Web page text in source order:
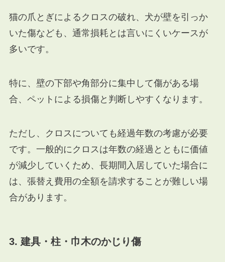
猫の爪とぎによるクロスの破れ、犬が壁を引っか
いた傷なども、通常損耗とは言いにくいケースが
多いです。
特に、壁の下部や角部分に集中して傷がある場
合、ペットによる損傷と判断しやすくなります。
ただし、クロスについても経過年数の考慮が必要
です。一般的にクロスは年数の経過とともに価値
が減少していくため、長期間入居していた場合に
は、張替え費用の全額を請求することが難しい場
合があります。
3. 建具・柱・巾木のかじり傷